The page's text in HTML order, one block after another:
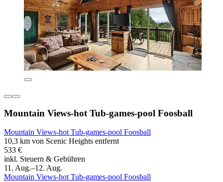
Mountain Views-hot Tub-games-pool Foosball
Mountain Views-hot Tub-games-pool Foosball
10,3 km von Scenic Heights entfernt
533 €
inkl. Steuern & Gebühren
11. Aug.–12. Aug.
Mountain Views-hot Tub-games-pool Foosball